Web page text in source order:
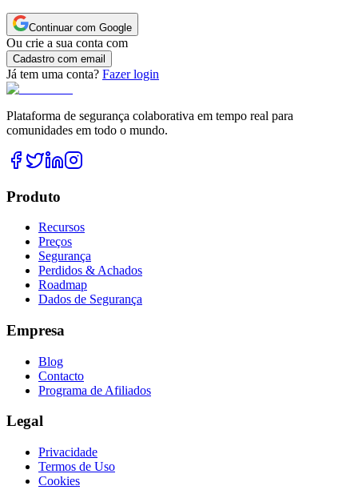
Continuar com Google
Ou crie a sua conta com
Cadastro com email
Já tem uma conta? Fazer login
Plataforma de segurança colaborativa em tempo real para
comunidades em todo o mundo.
Produto
Recursos
Preços
Segurança
Perdidos & Achados
Roadmap
Dados de Segurança
Empresa
Blog
Contacto
Programa de Afiliados
Legal
Privacidade
Termos de Uso
Cookies